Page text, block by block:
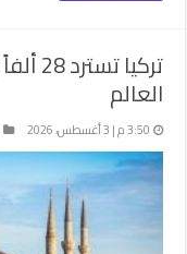
العالم
3:50 م | 3 أغسطس، 2026